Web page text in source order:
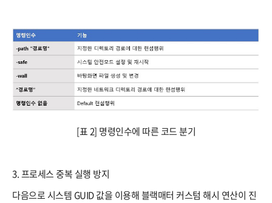
[표 2] 명령인수에 따른 코드 분기
3. 프로세스 중복 실행 방지
다음으로 시스템 GUID 값을 이용해 블랙매터 커스텀 해시 연산이 진